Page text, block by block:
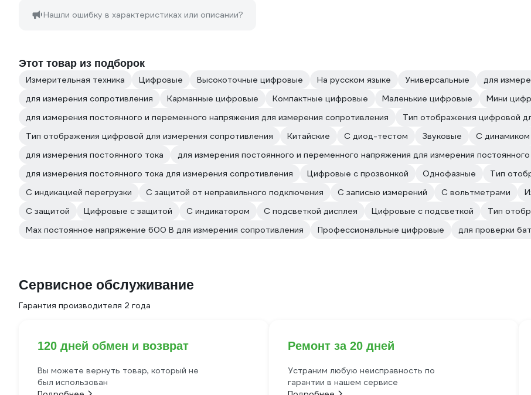
Нашли ошибку в характеристиках или описании?
Этот товар из подборок
Измерительная техника Цифровые Высокоточные цифровые На русском языке Универсальные
для
для измерения сопротивления
Карманные цифровые Компактные цифровые Маленькие цифровые
Мини
для измерения постоянного и переменного напряжения для измерения сопротивления
Тип отображения цифровой
Тип отображения цифровой для измерения сопротивления
Китайские С диод-тестом Звуковые С динамиком
для измерения постоянного тока
для измерения постоянного и переменного напряжения для измерения постоянного
для измерения постоянного тока для измерения сопротивления
Цифровые с прозвонкой Однофазные
Тип
C индикацией перегрузки
С защитой от неправильного подключения С записью измерений С вольтметрами
С защитой
Цифровые с защитой С индикатором С подсветкой дисплея Цифровые с подсветкой
Тип
Max постоянное напряжение 600 В для измерения сопротивления
Профессиональные цифровые для проверки
Сервисное обслуживание
Гарантия производителя 2 года
120 дней обмен и возврат
Вы можете вернуть товар, который не
был использован
Ремонт за 20 дней
Устраним любую неисправность по
гарантии в нашем сервисе